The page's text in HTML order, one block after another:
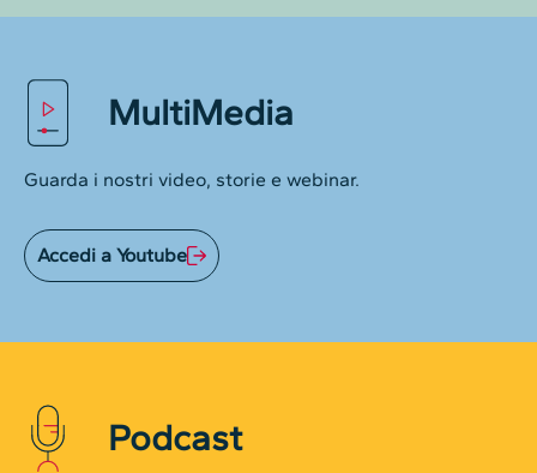
MultiMedia
Guarda i nostri video, storie e webinar.
Accedi a Youtube
Podcast